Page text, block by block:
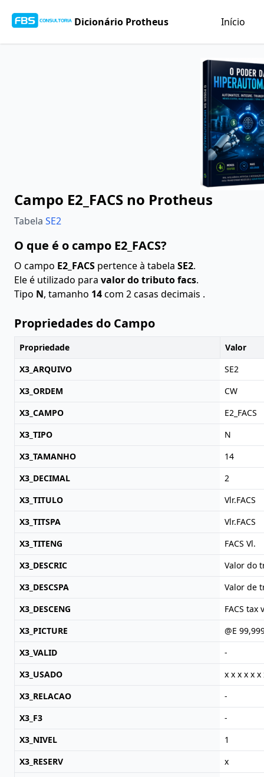
Dicionário Protheus Início
Campo E2_FACS no Protheus
Tabela SE2
O que é o campo E2_FACS?
O campo E2_FACS pertence à tabela SE2.
Ele é utilizado para valor do tributo facs.
Tipo N, tamanho 14com 2 casas decimais .
Propriedades do Campo
Propriedade
Valor
X3_ARQUIVO
SE2
X3_ORDEM
CW
X3_CAMPO
E2_FACS
X3_TIPO
N
X3_TAMANHO
14
X3_DECIMAL
2
X3_TITULO
Vlr.FACS
X3_TITSPA
Vlr.FACS
X3_TITENG
FACS Vl.
X3_DESCRIC
Valor do
X3_DESCSPA
Valor de
X3_DESCENG
FACS tax
X3_PICTURE
@E
X3_VALID
-
X3_USADO
x x x x x x
X3_RELACAO
-
X3_F3
-
X3_NIVEL
1
X3_RESERV
x